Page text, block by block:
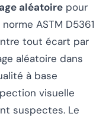
aléatoire pour
ASTM D5361
tout écart par
aléatoire dans
à base
visuelle
suspectes. Le